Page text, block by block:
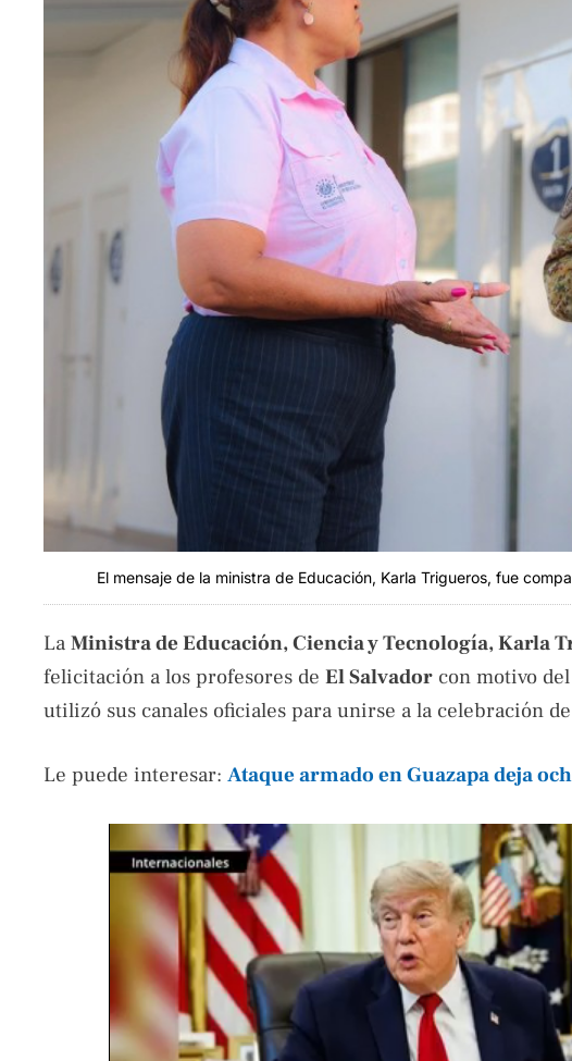
El mensaje de la ministra de Educación, Karla Trigueros, fue
La Ministra de Educación, Ciencia y Tecnología, Karla
felicitación a los profesores de El Salvador con motivo del
utilizó sus canales oficiales para unirse a la celebración
Le puede interesar: Ataque armado en Guazapa deja